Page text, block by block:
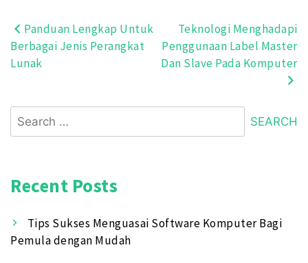
Post
navigation
Panduan Lengkap Untuk
Berbagai Jenis Perangkat
Lunak
Teknologi Menghadapi
Penggunaan Label Master
Dan Slave Pada Komputer
Search
for:
Recent Posts
Tips Sukses Menguasai Software Komputer Bagi
Pemula dengan Mudah